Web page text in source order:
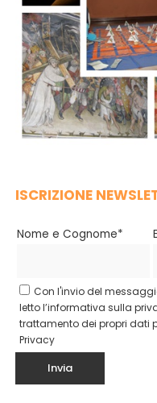
ISCRIZIONE
Nome e Cognome*
Con l'invio del
letto l’informativa sulla
trattamento dei propri dati
Privacy